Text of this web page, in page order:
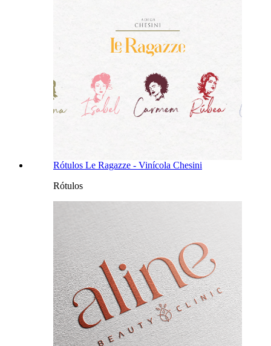
Rótulos Le Ragazze - Vinícola Chesini
Rótulos